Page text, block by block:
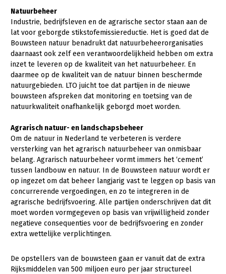
Paardenhouderij
Pluimveehouderij
Schapenhouderij
Varkenshouderij
Vleesveehouderij
Fruitteelt
Glastuinbouw
Paddenstoelen
Vollegrondsgroente
Webinars
Over LTO
LTO Nederland
Mensen
Bestuur en Directie
Vakgroepbestuurders
Jaarverslag 2023
Pers
Contact
Natuurbeheer
Industrie, bedrijfsleven en de agrarische sector staan aan de
lat voor geborgde stikstofemissiereductie. Het is goed dat de
Bouwsteen natuur benadrukt dat natuurbeheerorganisaties
daarnaast ook zelf een verantwoordelijkheid hebben om extra
inzet te leveren op de kwaliteit van het natuurbeheer. En
daarmee op de kwaliteit van de natuur binnen beschermde
natuurgebieden. LTO juicht toe dat partijen in de nieuwe
bouwsteen afspreken dat monitoring en toetsing van de
natuurkwaliteit onafhankelijk geborgd moet worden.
Agrarisch natuur- en landschapsbeheer
Om de natuur in Nederland te verbeteren is verdere
versterking van het agrarisch natuurbeheer van onmisbaar
belang. Agrarisch natuurbeheer vormt immers het ‘cement’
tussen landbouw en natuur. In de Bouwsteen natuur wordt er
op ingezet om dat beheer langjarig vast te leggen op basis van
concurrerende vergoedingen, en zo te integreren in de
agrarische bedrijfsvoering. Alle partijen onderschrijven dat dit
moet worden vormgegeven op basis van vrijwilligheid zonder
negatieve consequenties voor de bedrijfsvoering en zonder
extra wettelijke verplichtingen.
De opstellers van de bouwsteen gaan er vanuit dat de extra
Rijksmiddelen van 500 miljoen euro per jaar structureel